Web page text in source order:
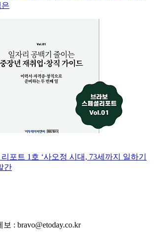
포트 1호 ‘사오정 시대, 73세까지 일하기
간
: bravo@etoday.co.kr